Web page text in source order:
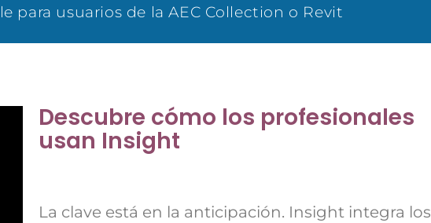
para usuarios de la AEC Collection o Revit
Descubre cómo los profesionales
usan Insight
La clave está en la anticipación. Insight integra los